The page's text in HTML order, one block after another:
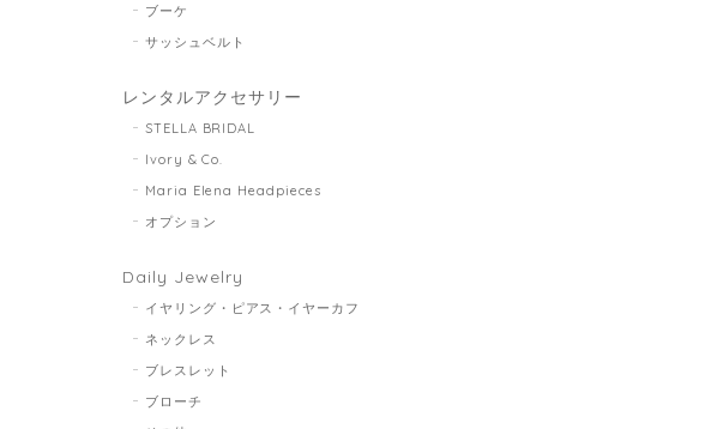
ブーケ
サッシュベルト
レンタルアクセサリー
STELLA BRIDAL
Ivory & Co.
Maria Elena Headpieces
オプション
Daily Jewelry
イヤリング・ピアス・イヤーカフ
ネックレス
ブレスレット
ブローチ